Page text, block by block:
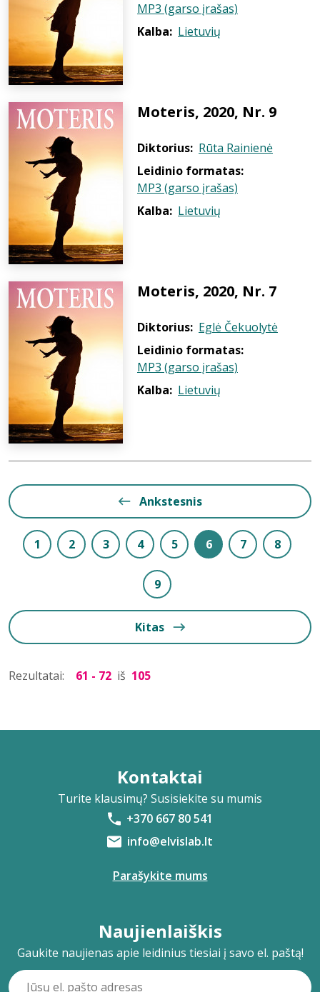
MP3 (garso įrašas)
Kalba: Lietuvių
Moteris, 2020, Nr. 9
Diktorius: Rūta Rainienė
Leidinio formatas:
MP3 (garso įrašas)
Kalba: Lietuvių
Moteris, 2020, Nr. 7
Diktorius: Eglė Čekuolytė
Leidinio formatas:
MP3 (garso įrašas)
Kalba: Lietuvių
Ankstesnis
1 2 3 4 5 6 7 8
9
Kitas
Rezultatai: 61 - 72 iš 105
Kontaktai
Turite klausimų? Susisiekite su mumis
+370 667 80 541
info@elvislab.lt
Parašykite mums
Naujienlaiškis
Gaukite naujienas apie leidinius tiesiai į savo el. paštą!